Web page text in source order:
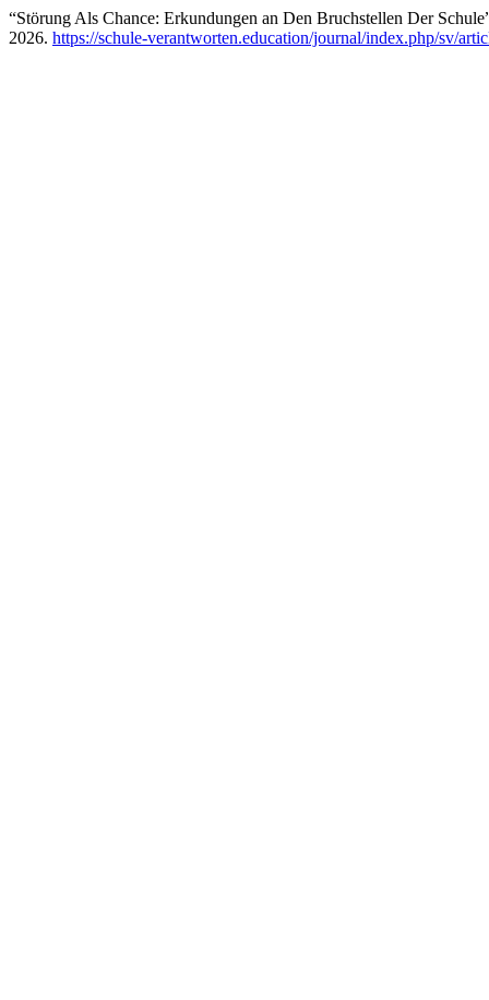
“Störung Als Chance: Erkundungen an Den Bruchstellen Der
2026. https://schule-verantworten.education/journal/index.php/sv/